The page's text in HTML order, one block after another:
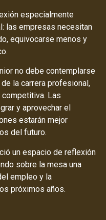
especialmente
las empresas necesitan
equivocarse menos y
no debe contemplarse
la carrera profesional,
competitiva. Las
y aprovechar el
estarán mejor
del futuro.
un espacio de reflexión
sobre la mesa una
empleo y la
próximos años.